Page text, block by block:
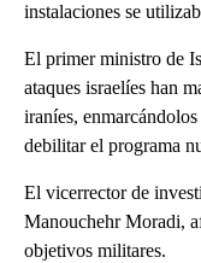
instalaciones se
El primer ministro de
ataques israelíes han
iraníes,
debilitar el programa
El vicerrector de
Manouchehr Moradi,
objetivos militares.